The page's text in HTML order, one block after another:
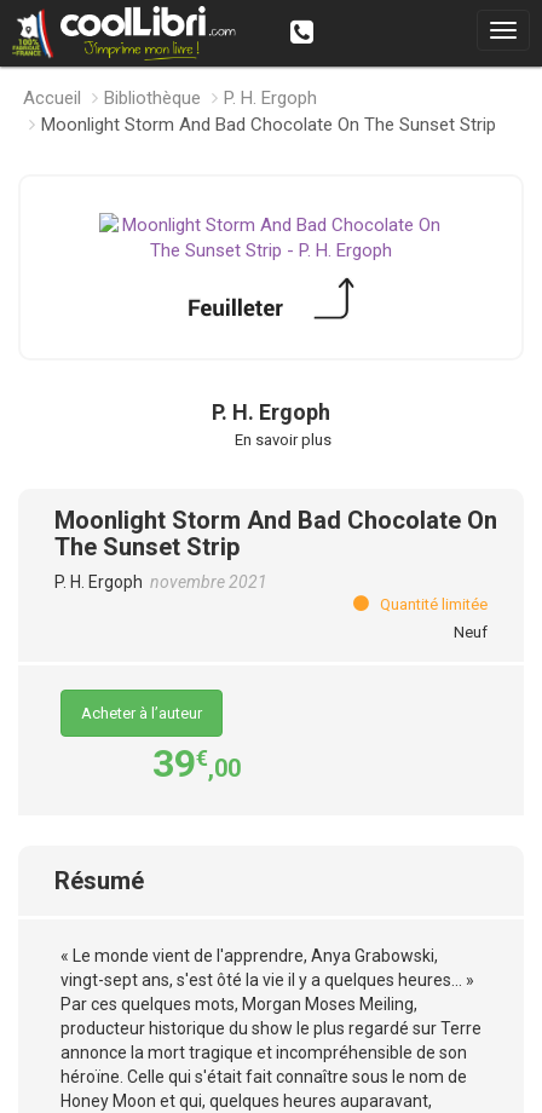
Accueil Bibliothèque
P. H. Ergoph
Moonlight Storm And Bad Chocolate On The Sunset Strip
P. H. Ergoph
En savoir plus
Moonlight Storm And Bad Chocolate On
The Sunset Strip
P. H. Ergoph novembre 2021
Quantité limitée
Neuf
Acheter à l’auteur
39€,00
Résumé
« Le monde vient de l'apprendre, Anya Grabowski,
vingt-sept ans, s'est ôté la vie il y a quelques heures... »
Par ces quelques mots, Morgan Moses Meiling,
producteur historique du show le plus regardé sur Terre
annonce la mort tragique et incompréhensible de son
héroïne. Celle qui s'était fait connaître sous le nom de
Honey Moon et qui, quelques heures auparavant,